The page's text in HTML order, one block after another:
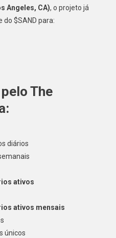
Angeles, CA), o projeto já
do $SAND para:
The
diários
ativos
ativos mensais
únicos